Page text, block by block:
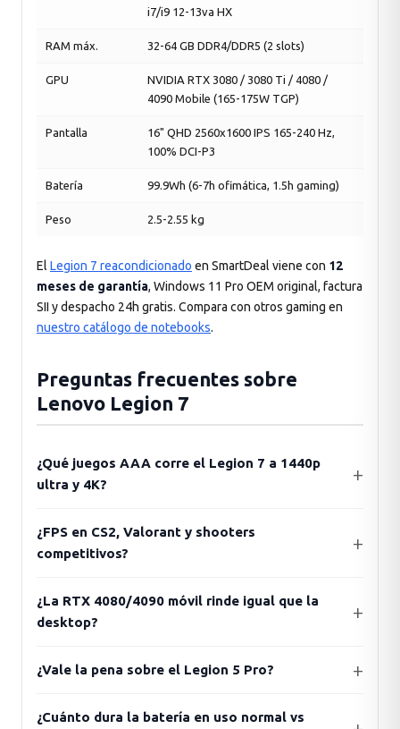
i7/i9 12-13va HX
RAM máx. 32-64 GB DDR4/DDR5 (2 slots)
GPU
NVIDIA RTX 3080 / 3080 Ti / 4080 /
4090 Mobile (165-175W TGP)
Pantalla
16" QHD 2560x1600 IPS 165-240 Hz,
100% DCI-P3
Batería 99.9Wh (6-7h ofimática, 1.5h gaming)
Peso 2.5-2.55 kg
El Legion 7 reacondicionado en SmartDeal viene con 12
meses de garantía, Windows 11 Pro OEM original, factura
SII y despacho 24h gratis. Compara con otros gaming en
nuestro catálogo de notebooks.
Preguntas frecuentes sobre
Lenovo Legion 7
¿Qué juegos AAA corre el Legion 7 a 1440p
ultra y 4K?
¿FPS en CS2, Valorant y shooters
competitivos?
¿La RTX 4080/4090 móvil rinde igual que la
desktop?
¿Vale la pena sobre el Legion 5 Pro?
¿Cuánto dura la batería en uso normal vs